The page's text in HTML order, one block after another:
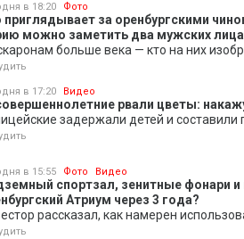
в 18:20 Фото
приглядывает за оренбургскими
можно заметить два мужских лица
больше века — кто на них
в 17:20 Видео
рвали цветы:
задержали детей и составили
в 15:55 Фото Видео
спортзал, зенитные фонари и
Атриум через 3 года?
рассказал, как намерен